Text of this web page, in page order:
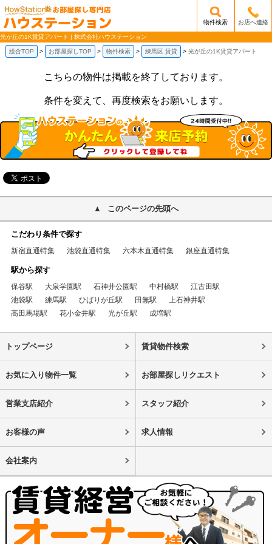
/mobile_img/head-logo.png
物件検索 お店へ連絡
光が丘の1K賃貸アパート | 株式会社ハウステーション
総合TOP お部屋探しTOP 物件検索 練馬区 賃貸 光が丘の1K賃貸アパート
こちらの物件は掲載を終了しております。
条件を変えて、再度検索をお願いします。
このページの先頭へ
こだわり条件で探す
新宿直通特集 池袋直通特集 六本木直通特集 銀座直通特集
駅から探す
保谷駅 大泉学園駅 石神井公園駅 中村橋駅
江古田駅
池袋駅
練馬駅 ひばりが丘駅 田無駅
上石神井駅
高田馬場駅
花小金井駅 光が丘駅 成増駅
トップページ 賃貸物件検索
お気に入り物件一覧 お部屋探しリクエスト
営業支店紹介 スタッフ紹介
お客様の声 求人情報
会社案内